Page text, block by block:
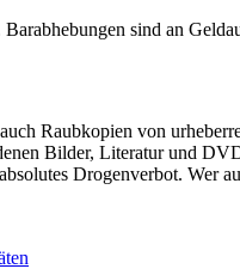
sind an
Raubkopien von
Bilder, Literatur und
Drogenverbot.